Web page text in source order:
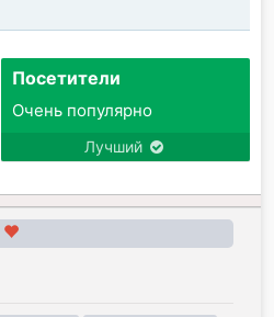
Посетители
Очень популярно
Лучший